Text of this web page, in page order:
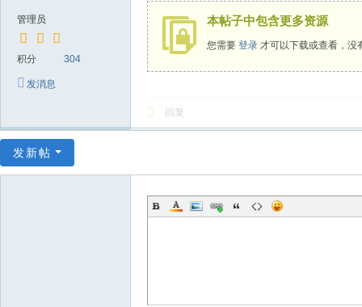
管理员
积分 304
发消息
本帖子中包含更多资源
您需要 登录 才可以下载或查看，没
回复
发新帖